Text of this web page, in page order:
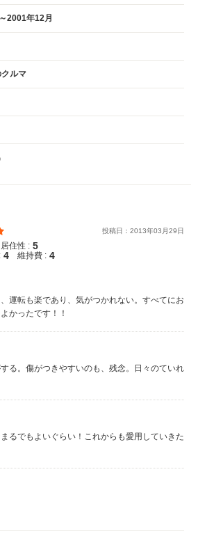
2001年12月
ルマ
投稿日： 2013年03 月29日
居住性 : 5
4 維持費 : 4
運転も楽であり、気がつかれない。すべてにお
かったです！！
る。傷がつきやすいのも、残念。日々のていれ
るでもよいぐらい！これからも愛用していきた